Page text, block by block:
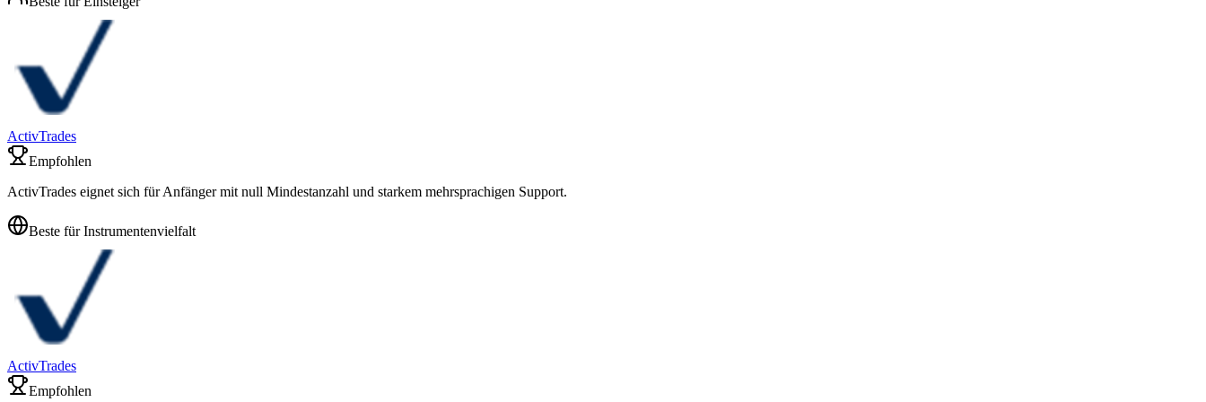
ActivTrades
Empfohlen
ActivTrades eignet sich für Anfänger mit null Mindestanzahl und starkem mehrsprachigen Support.
Beste für Instrumentenvielfalt
ActivTrades
Empfohlen